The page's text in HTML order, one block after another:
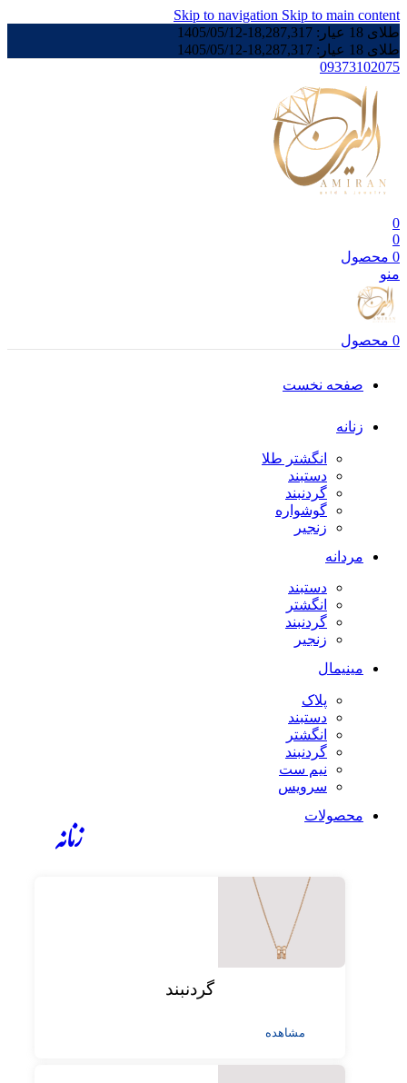
Skip to navigation Skip to main content
طلای 18 عیار:
18,287,317
-
1405/05/12
طلای 18 عیار:
18,287,317
-
1405/05/12
09373102075
0
0
0 محصول
منو
0 محصول
صفحه نخست
زنانه
انگشتر طلا
دستبند
گردنبند
گوشواره
زنجیر
مردانه
دستبند
انگشتر
گردنبند
زنجیر
مینیمال
پلاک
دستبند
انگشتر
گردنبند
نیم ست
سرویس
محصولات
زنانه
گردنبند
مشاهده